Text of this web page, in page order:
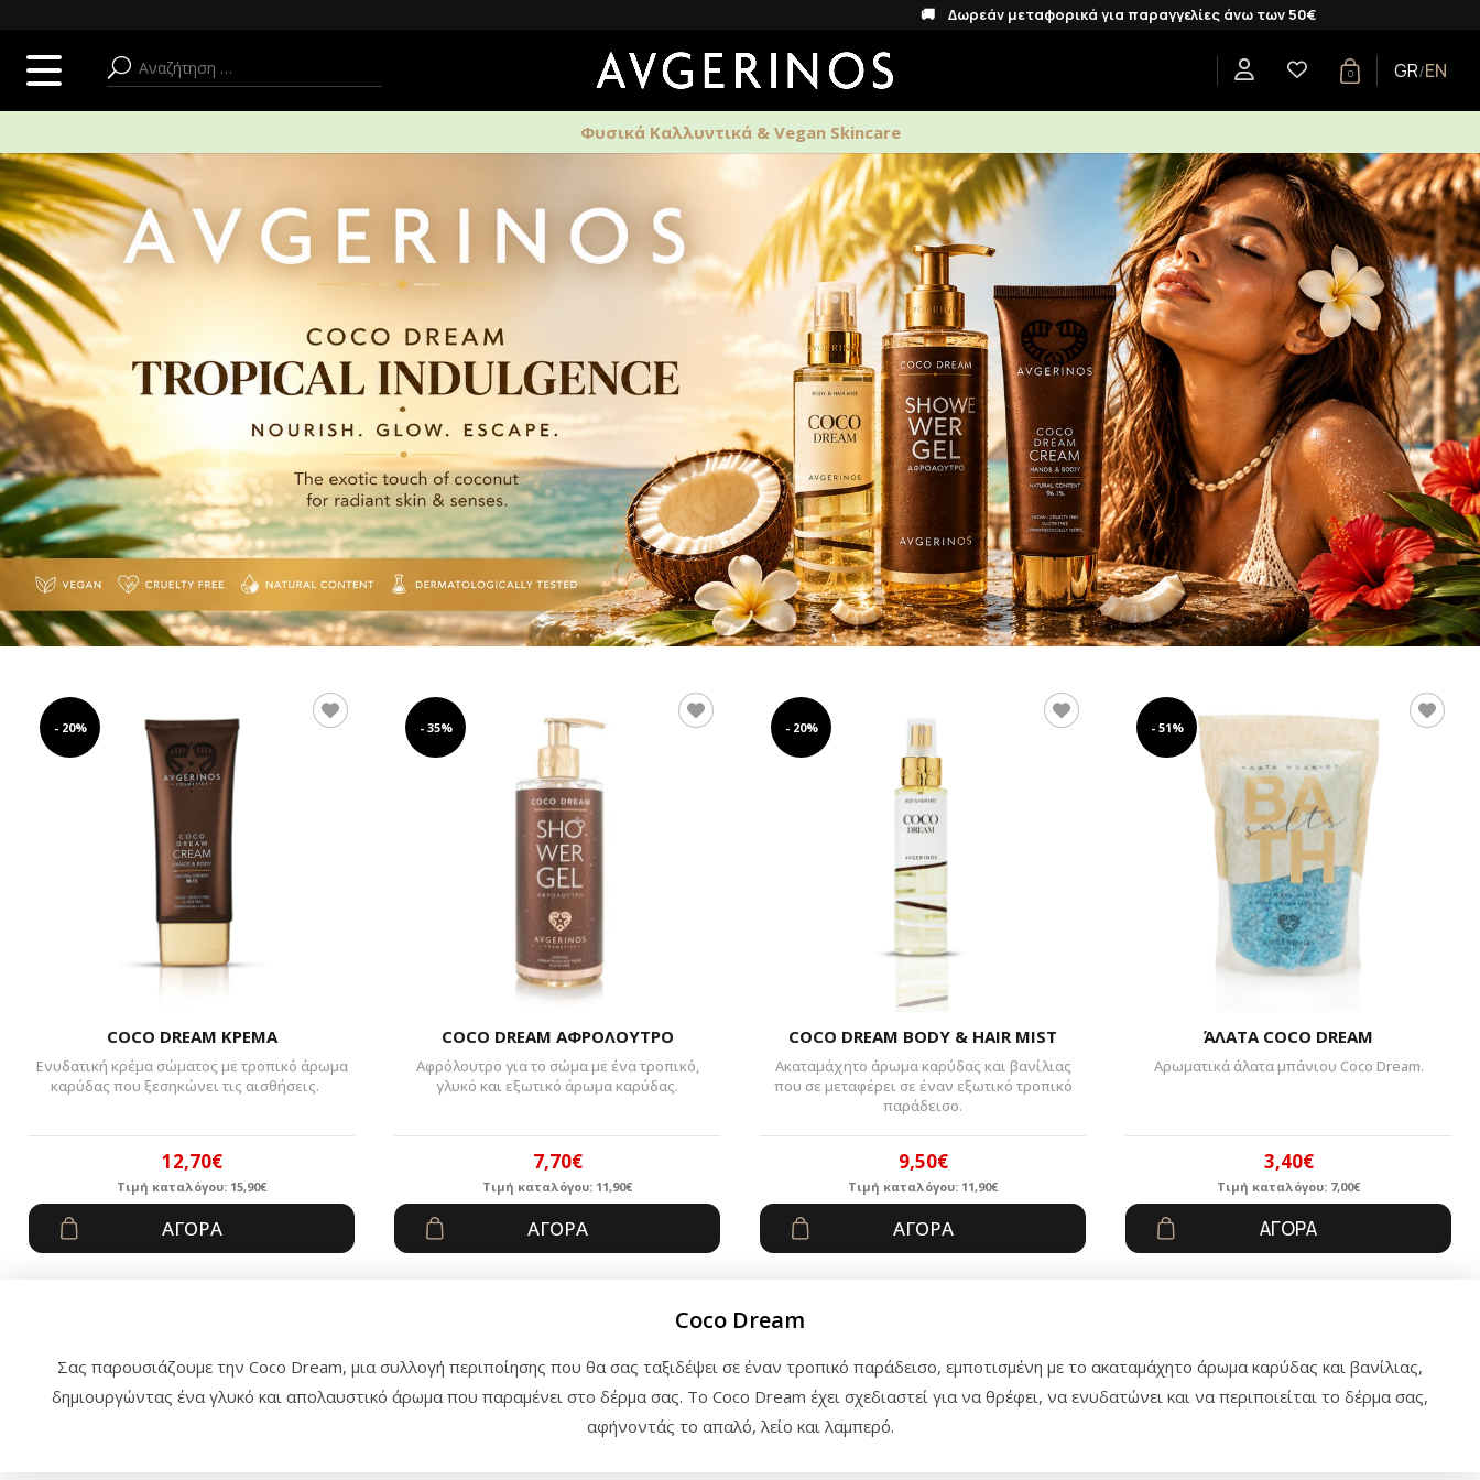
🚚 Δωρεάν μεταφορικά για παραγγελίες άνω των 50€
0 GR/EN
ΑΡΩΜΑΤΑ ΑΝΔΡΙΚΗ ΦΡΟΝΤΙΔΑ HOME SCENTS
Φυσικά Καλλυντικά & Vegan Skincare
- 20%
COCO DREAM ΚΡΕΜΑ
Ενυδατική κρέμα σώματος με τροπικό άρωμα
καρύδας που ξεσηκώνει τις αισθήσεις.
Original
price
12,70€
Η
τρέχουσα
Τιμή καταλόγου: 15,90€
ΑΓΟΡΆ
- 35%
COCO DREAM ΑΦΡΟΛΟΥΤΡΟ
Αφρόλουτρο για το σώμα με ένα τροπικό,
γλυκό και εξωτικό άρωμα καρύδας.
Original
price
7,70€
Η
τρέχουσα
Τιμή καταλόγου: 11,90€
ΑΓΟΡΆ
- 20%
COCO DREAM BODY & HAIR MIST
Ακαταμάχητο άρωμα καρύδας και βανίλιας
που σε μεταφέρει σε έναν εξωτικό τροπικό
παράδεισο.
Original
price
9,50€
Η
τρέχουσα
Τιμή καταλόγου: 11,90€
ΑΓΟΡΆ
- 51%
ΆΛΑΤΑ COCO DREAM
Αρωματικά άλατα μπάνιου Coco Dream.
Original
price
3,40€
Η
τρέχουσα
Τιμή καταλόγου: 7,00€
ΑΓΟΡΆ
Coco Dream
Σας παρουσιάζουμε την Coco Dream, μια συλλογή περιποίησης που θα σας ταξιδέψει σε έναν τροπικό παράδεισο, εμποτισμένη με το ακαταμάχητο άρωμα καρύδας και βανίλιας,
δημιουργώντας ένα γλυκό και απολαυστικό άρωμα που παραμένει στο δέρμα σας. Το Coco Dream έχει σχεδιαστεί για να θρέφει, να ενυδατώνει και να περιποιείται το δέρμα σας,
αφήνοντάς το απαλό, λείο και λαμπερό.